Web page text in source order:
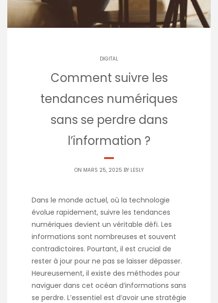
DIGITAL
Comment suivre les
tendances numériques
sans se perdre dans
l’information ?
ON MARS 25, 2025 BY LESLY
Dans le monde actuel, où la technologie
évolue rapidement, suivre les tendances
numériques devient un véritable défi. Les
informations sont nombreuses et souvent
contradictoires. Pourtant, il est crucial de
rester à jour pour ne pas se laisser dépasser.
Heureusement, il existe des méthodes pour
naviguer dans cet océan d’informations sans
se perdre. L’essentiel est d’avoir une stratégie